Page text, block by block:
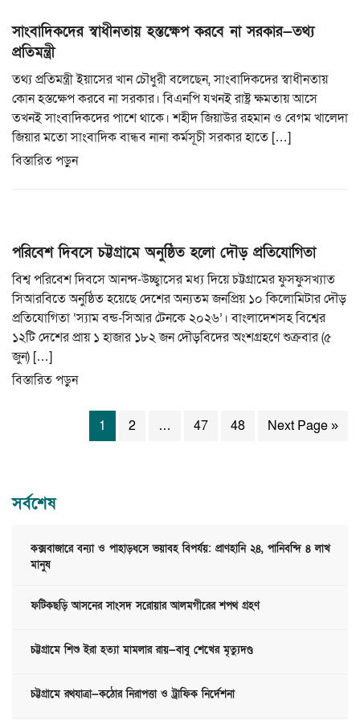
সাংবাদিকদের স্বাধীনতায় হস্তক্ষেপ করবে না সরকার—তথ্য
প্রতিমন্ত্রী
তথ্য প্রতিমন্ত্রী ইয়াসের খান চৌধুরী বলেছেন, সাংবাদিকদের স্বাধীনতায়
কোন হস্তক্ষেপ করবে না সরকার। বিএনপি যখনই রাষ্ট্র ক্ষমতায় আসে
তখনই সাংবাদিকদের পাশে থাকে। শহীদ জিয়াউর রহমান ও বেগম খালেদা
জিয়ার মতো সাংবাদিক বান্ধব নানা কর্মসূচী সরকার হাতে […]
বিস্তারিত পড়ুন
পরিবেশ দিবসে চট্টগ্রামে অনুষ্ঠিত হলো দৌড় প্রতিযোগিতা
বিশ্ব পরিবেশ দিবসে আনন্দ-উচ্ছ্বাসের মধ্য দিয়ে চট্টগ্রামের ফুসফুসখ্যাত
সিআরবিতে অনুষ্ঠিত হয়েছে দেশের অন্যতম জনপ্রিয় ১০ কিলোমিটার দৌড়
প্রতিযোগিতা ‘স্যাম বন্ড-সিআর টেনকে ২০২৬’। বাংলাদেশসহ বিশ্বের
১২টি দেশের প্রায় ১ হাজার ১৮২ জন দৌড়বিদের অংশগ্রহণে শুক্রবার (৫
জুন) […]
বিস্তারিত পড়ুন
1 2 … 47 48 Next Page »
সর্বশেষ
কক্সবাজারে বন্যা ও পাহাড়ধসে ভয়াবহ বিপর্যয়: প্রাণহানি ২৪, পানিবন্দি ৪ লাখ
মানুষ
ফটিকছড়ি আসনের সাংসদ সরোয়ার আলমগীরের শপথ গ্রহণ
চট্টগ্রামে শিশু ইরা হত্যা মামলার রায়—বাবু শেখের মৃত্যুদণ্ড
চট্টগ্রামে রথযাত্রা—কঠোর নিরাপত্তা ও ট্রাফিক নির্দেশনা